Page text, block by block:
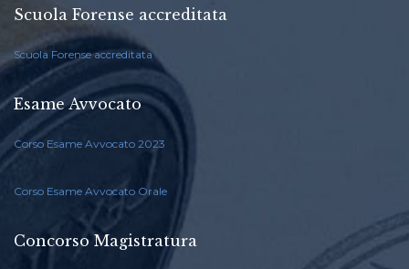
Scuola Forense accreditata
Scuola Forense accreditata
Esame Avvocato
Corso Esame Avvocato 2023
Corso Esame Avvocato Orale
Concorso Magistratura